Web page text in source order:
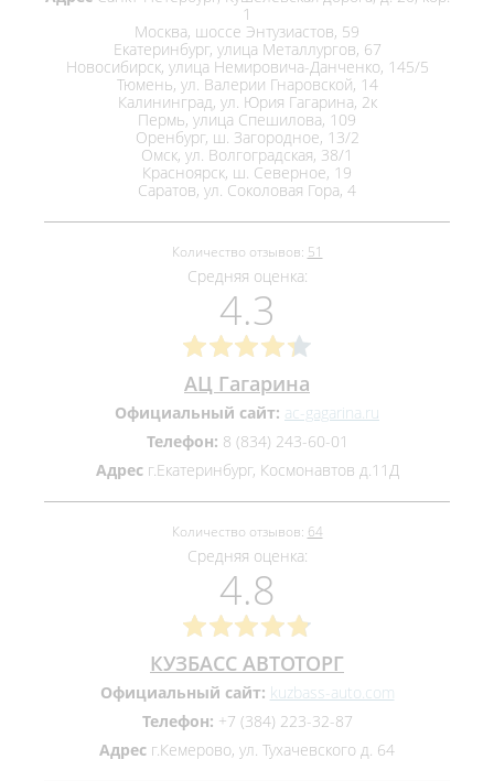
1
Москва, шоссе Энтузиастов, 59
Екатеринбург, улица Металлургов, 67
Новосибирск, улица Немировича-Данченко, 145/5
Тюмень, ул. Валерии Гнаровской, 14
Калининград, ул. Юрия Гагарина, 2к
Пермь, улица Спешилова, 109
Оренбург, ш. Загородное, 13/2
Омск, ул. Волгоградская, 38/1
Красноярск, ш. Северное, 19
Саратов, ул. Соколовая Гора, 4
Количество отзывов: 51
Средняя оценка:
4.3
АЦ Гагарина
Официальный сайт: ac-gagarina.ru
Телефон: 8 (834) 243-60-01
Адресг.Екатеринбург, Космонавтов д.11Д
Количество отзывов: 64
Средняя оценка:
4.8
КУЗБАСС АВТОТОРГ
Официальный сайт: kuzbass-auto.com
Телефон: +7 (384) 223-32-87
Адрес г.Кемерово, ул. Тухачевского д. 64